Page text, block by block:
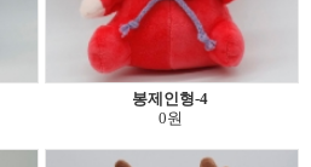
봉제인형-4
0원